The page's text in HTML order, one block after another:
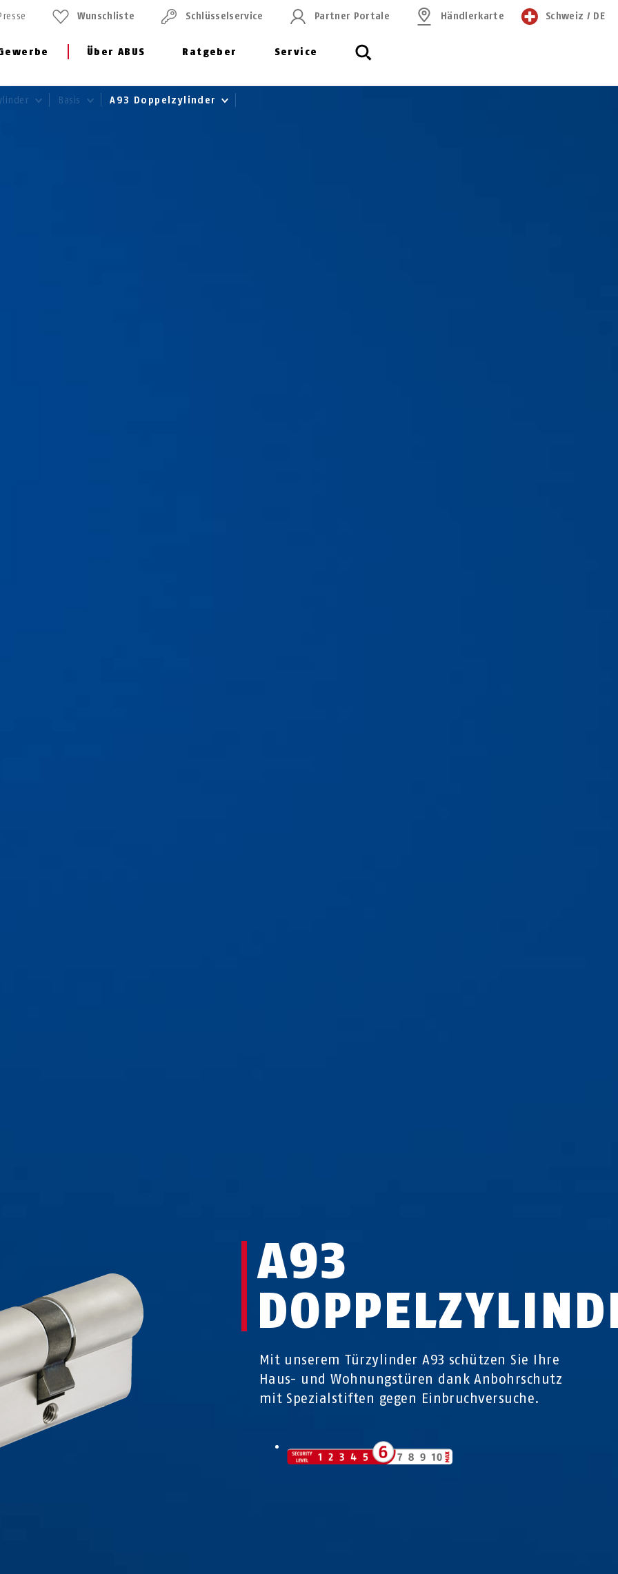
Über ABUS Ratgeber Service
Wunschliste Schlüssel­service Partner Portale Händlerkarte Schweiz / DE
Basis A93 Doppelzylinder
A93
Mit unserem Türzylinder A93 schützen Sie Ihre
Haus- und Wohnungstüren dank Anbohrschutz
mit Spezialstiften gegen Einbruchversuche.